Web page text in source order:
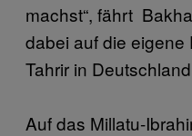
machst“, fährt
dabei auf die eigene
Tahrir in
Auf das Millatu-